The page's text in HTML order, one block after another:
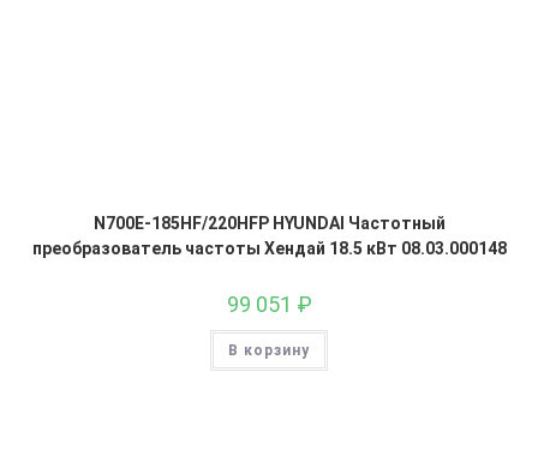
N700E-185HF/220HFP HYUNDAI Частотный
преобразователь частоты Хендай 18.5 кВт 08.03.000148
99 051 ₽
В корзину